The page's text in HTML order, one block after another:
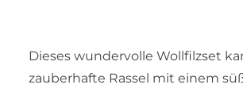
Dieses wundervolle Wollfilzset
zauberhafte Rassel mit einem